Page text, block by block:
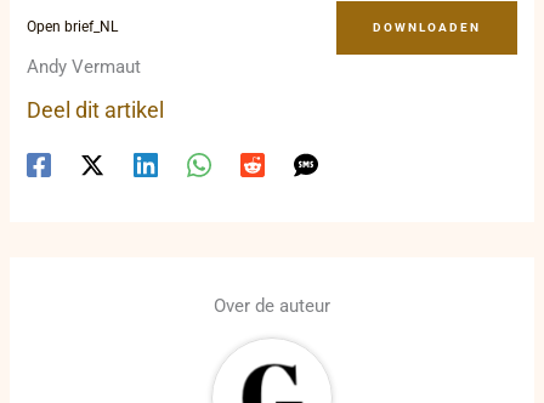
Open brief_NL DOWNLOADEN
Andy Vermaut
Deel dit artikel
Over de auteur